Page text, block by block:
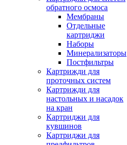
обратного осмоса
Мембраны
Отдельные
картриджи
Наборы
Минерализаторы
Постфильтры
Картрижди для
проточных систем
Картрижди для
настольных и насадок
на кран
Картриджи для
кувшинов
Картриджи для